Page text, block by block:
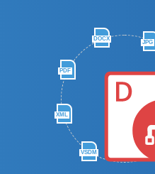
DOCX
JPG
PDF
XML
VSDM